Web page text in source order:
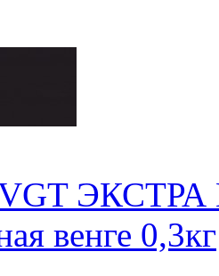
венге 0,3кг